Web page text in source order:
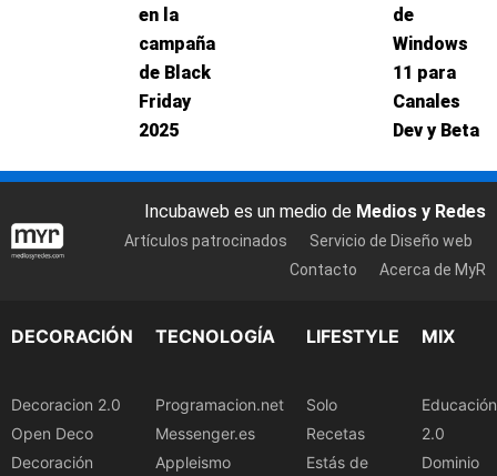
en la
campaña
de Black
Friday
2025
de
Windows
11 para
Canales
Dev y Beta
Incubaweb es un medio de Medios y Redes
Artículos patrocinados
Servicio de Diseño web
Contacto
Acerca de MyR
DECORACIÓN
Decoracion 2.0
Open Deco
Decoración
TECNOLOGÍA
Programacion.net
Messenger.es
Appleismo
LIFESTYLE
Solo
Recetas
Estás de
MIX
Educación
2.0
Dominio